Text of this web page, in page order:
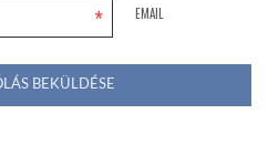
EMAIL
*